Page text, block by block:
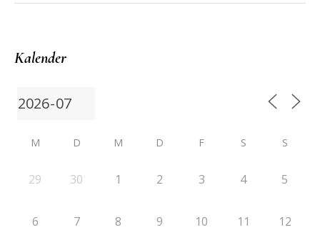
Kalender
M D M D F S S
29 30 1 2 3 4 5
6 7 8 9 10 11 12